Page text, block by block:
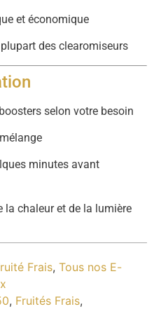
et économique
des clearomiseurs
selon votre besoin
minutes avant
la chaleur et de la lumière
Frais, Tous nos E-
, Fruités Frais,